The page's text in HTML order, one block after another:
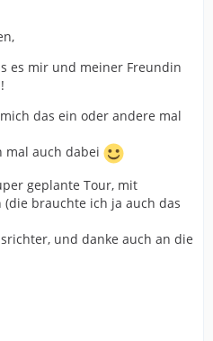
es mir und meiner Freundin
das ein oder andere mal
mal auch dabei
geplante Tour, mit
brauchte ich ja auch das
und danke auch an die